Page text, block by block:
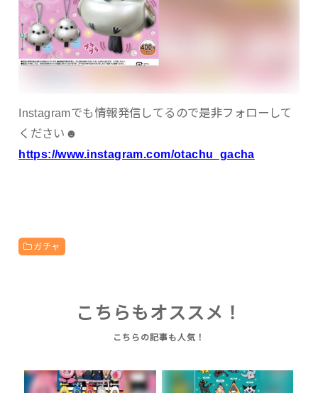
Instagramでも情報発信してるので是非フォローして
ください☻
https://www.instagram.com/otachu_gacha
ガチャ
こちらもオススメ！